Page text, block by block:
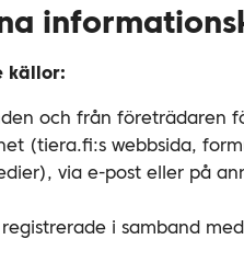
källor:
och från företrädaren
(tiera.fi:s webbsida,
via e-post eller på
i samband